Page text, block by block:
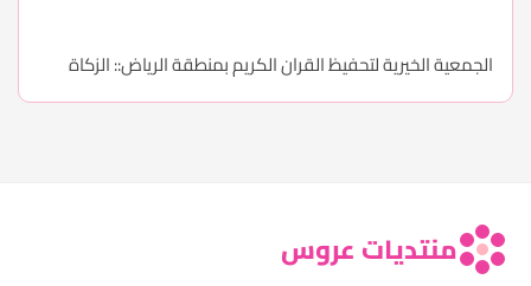
الجمعية الخيرية لتحفيظ القران الكريم بمنطقة الرياض:: الزكاة
منتديات عروس